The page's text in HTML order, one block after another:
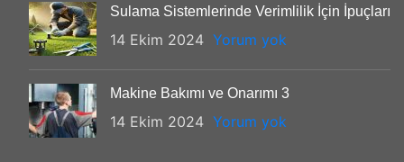
Sulama Sistemlerinde Verimlilik İçin İpuçları
14 Ekim 2024 Yorum yok
Makine Bakımı ve Onarımı 3
14 Ekim 2024 Yorum yok